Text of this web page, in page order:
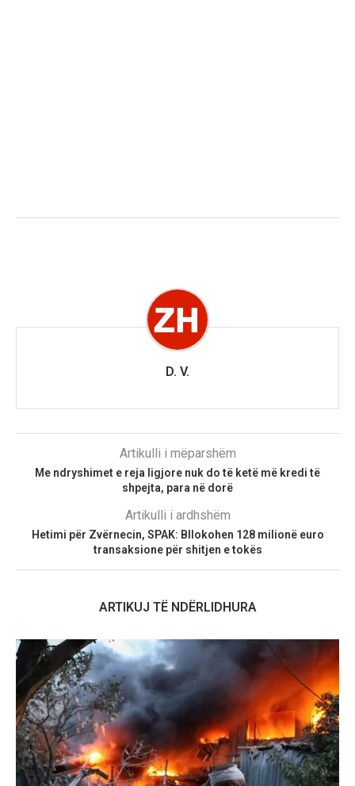
D. V.
Artikulli i mëparshëm
Me ndryshimet e reja ligjore nuk do të ketë më kredi të
shpejta, para në dorë
Artikulli i ardhshëm
Hetimi për Zvërnecin, SPAK: Bllokohen 128 milionë euro
transaksione për shitjen e tokës
ARTIKUJ TË NDËRLIDHURA